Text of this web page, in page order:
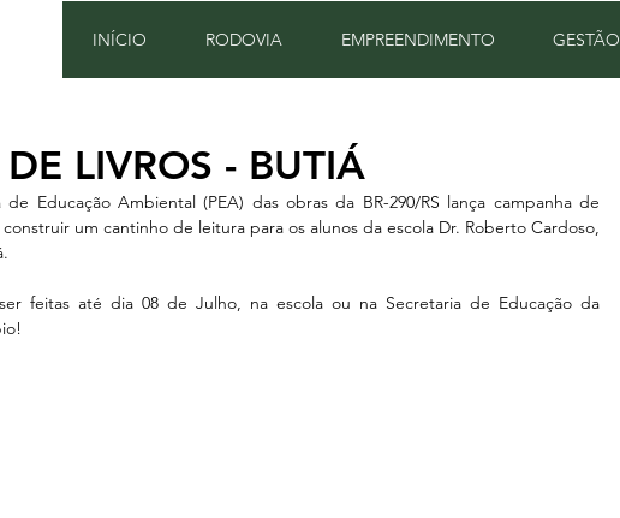
INÍCIO RODOVIA EMPREENDIMENTO GESTÃO
LIVROS - BUTIÁ
Educação Ambiental (PEA) das obras da BR-290/RS lança campanha de
um cantinho de leitura para os alunos da escola Dr. Roberto Cardoso,
feitas até dia 08 de Julho, na escola ou na Secretaria de Educação da